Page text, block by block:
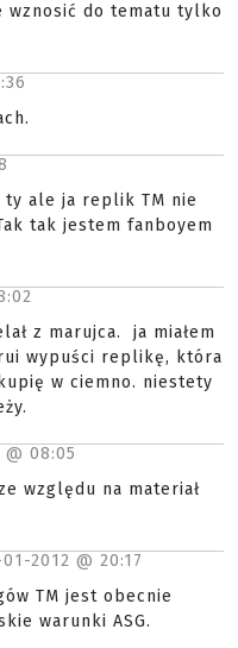
do tematu tylko
ty ale ja replik TM nie
tak jestem fanboyem
z marujca. ja miałem
wypuści replikę, która
w ciemno. niestety
08:05
względu na materiał
2012 @ 20:17
TM jest obecnie
warunki ASG.